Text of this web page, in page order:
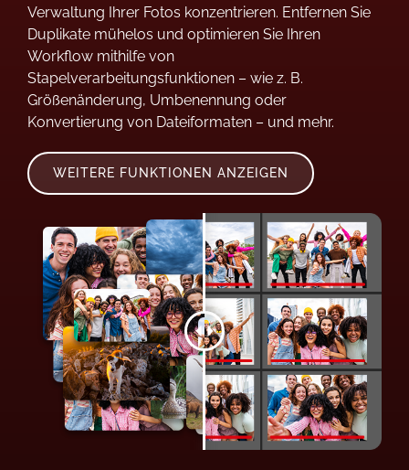
Verwaltung Ihrer Fotos konzentrieren. Entfernen Sie
Duplikate mühelos und optimieren Sie Ihren
Workflow mithilfe von
Stapelverarbeitungsfunktionen – wie z. B.
Größenänderung, Umbenennung oder
Konvertierung von Dateiformaten – und mehr.
WEITERE FUNKTIONEN ANZEIGEN